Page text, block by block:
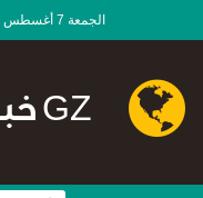
الجمعة 7 أغسطس 2026 ميلادى - 23 صفر 1448 هجرى
GZ خبر